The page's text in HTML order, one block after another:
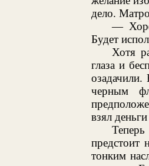
дело.
—
Будет
Хотя
глаза и
черным
взял
тонким